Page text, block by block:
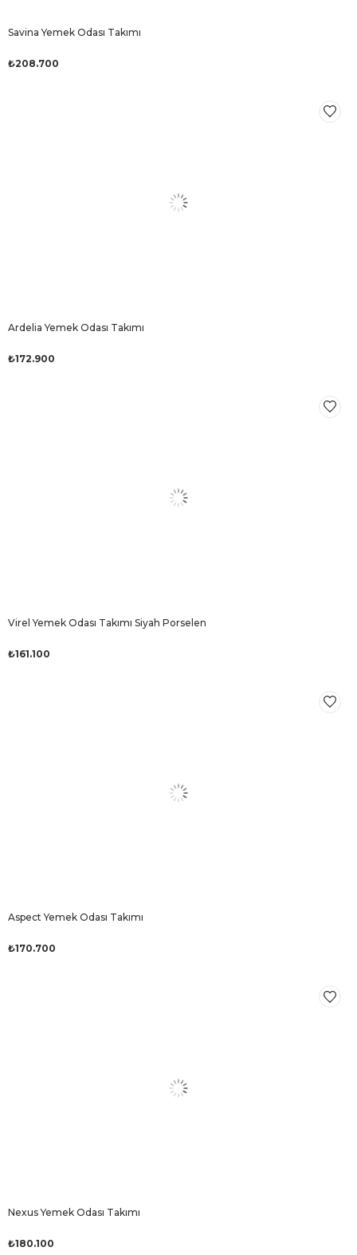
Savina Yemek Odası Takımı
₺208.700
Ardelia Yemek Odası Takımı
₺172.900
Virel Yemek Odası Takımı Siyah Porselen
₺161.100
Aspect Yemek Odası Takımı
₺170.700
Nexus Yemek Odası Takımı
₺180.100